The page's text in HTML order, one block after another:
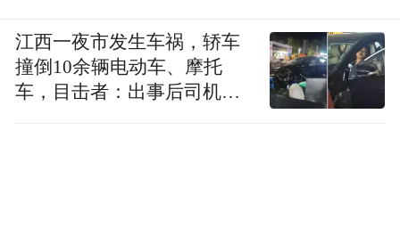
江西一夜市发生车祸，轿车
撞倒10余辆电动车、摩托
车，目击者：出事后司机一